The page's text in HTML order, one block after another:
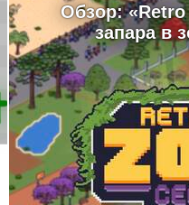
Обзор: «Retro
запара в